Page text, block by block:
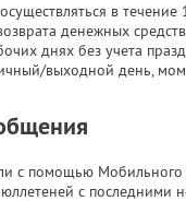
в
денежных
днях без учета
выходной день,
с помощью
с последними